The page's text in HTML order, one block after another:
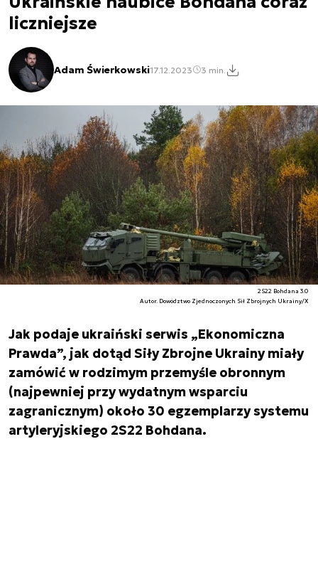
liczniejsze
Adam Świerkowski17.12.2023 3 min.
2S22 Bohdana 3.0
Autor. Dowództwo Zjednoczonych Sił Zbrojnych Ukrainy/X
Jak podaje ukraiński serwis „Ekonomiczna
Prawda”, jak dotąd Siły Zbrojne Ukrainy miały
zamówić w rodzimym przemyśle obronnym
(najpewniej przy wydatnym wsparciu
zagranicznym) około 30 egzemplarzy systemu
artyleryjskiego 2S22 Bohdana.